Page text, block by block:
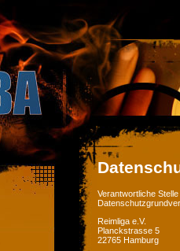
Verantwortliche
Reimliga e.V.
Planckstrasse 5
22765 Hamburg